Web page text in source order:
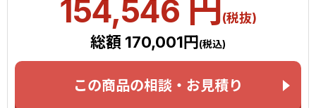
154,546 円(税抜)
総額 170,001円 (税込)
この商品の相談・お見積り